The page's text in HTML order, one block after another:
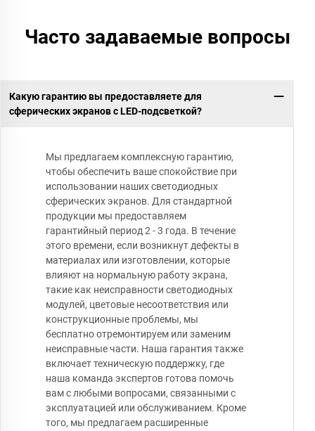
Часто задаваемые вопросы
Какую гарантию вы предоставляете для
сферических экранов с LED-подсветкой?
Мы предлагаем комплексную гарантию,
чтобы обеспечить ваше спокойствие при
использовании наших светодиодных
сферических экранов. Для стандартной
продукции мы предоставляем
гарантийный период 2 - 3 года. В течение
этого времени, если возникнут дефекты в
материалах или изготовлении, которые
влияют на нормальную работу экрана,
такие как неисправности светодиодных
модулей, цветовые несоответствия или
конструкционные проблемы, мы
бесплатно отремонтируем или заменим
неисправные части. Наша гарантия также
включает техническую поддержку, где
наша команда экспертов готова помочь
вам с любыми вопросами, связанными с
эксплуатацией или обслуживанием. Кроме
того, мы предлагаем расширенные